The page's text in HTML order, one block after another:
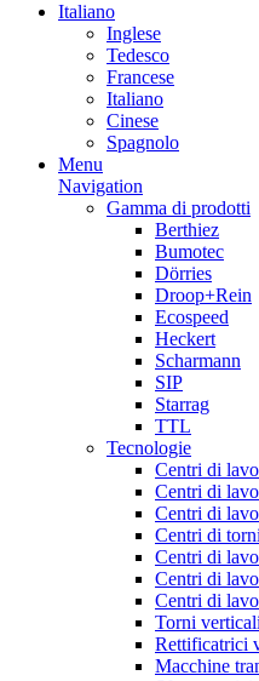
Italiano
Inglese
Tedesco
Francese
Italiano
Cinese
Spagnolo
Menu
Navigation
Gamma di prodotti
Berthiez
Bumotec
Dörries
Droop+Rein
Ecospeed
Heckert
Scharmann
SIP
Starrag
TTL
Tecnologie
Centri di
Centri di
Centri di
Centri di
Centri di
Centri di
Centri di
Torni verticali
Rettificatrici
Macchine